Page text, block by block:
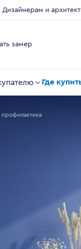
Дизайнерам и
замер
Где